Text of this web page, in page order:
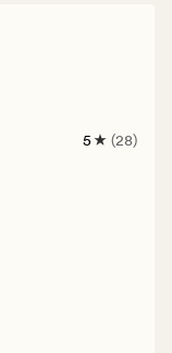
28
5 (28)